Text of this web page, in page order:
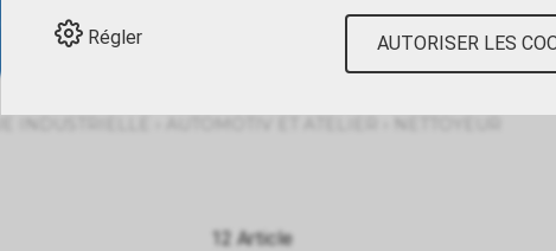
12 Article
Régler AUTORISER LES